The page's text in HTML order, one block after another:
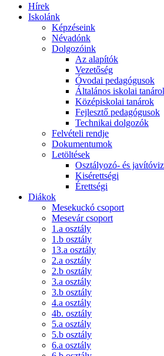
Hírek
Iskolánk
Képzéseink
Névadónk
Dolgozóink
Az alapítók
Vezetőség
Óvodai pedagógusok
Általános iskolai
Középiskolai tanárok
Fejlesztő pedagógusok
Technikai dolgozók
Felvételi rendje
Dokumentumok
Letöltések
Osztályozó- és
Kisérettségi
Érettségi
Diákok
Mesekuckó csoport
Mesevár csoport
1.a osztály
1.b osztály
13.a osztály
2.a osztály
2.b osztály
3.a osztály
3.b osztály
4.a osztály
4b. osztály
5.a osztály
5.b osztály
6.a osztály